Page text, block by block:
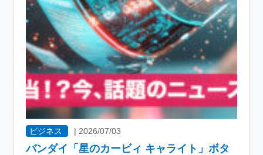
ビジネス | 2026/07/03
バンダイ「星のカービィ キャライト」ボタ